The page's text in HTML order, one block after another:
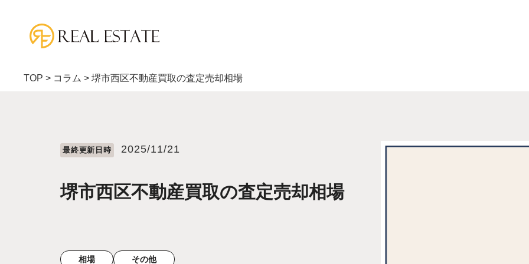
TOP > コラム > 堺市西区不動産買取の査定売却相場
最終更新⽇時 2025/11/21
堺市西区不動産買取の査定売却相場
相場 その他